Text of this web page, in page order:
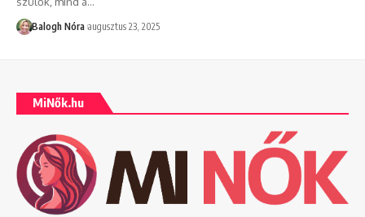
Balogh Nóra augusztus 23, 2025
MiNők.hu